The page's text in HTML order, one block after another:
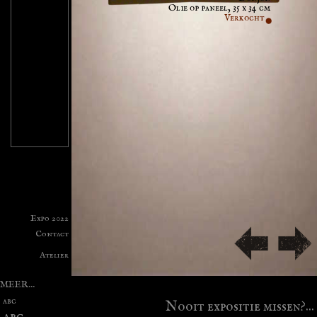
Olie op paneel, 35 x 34 cm
Verkocht
MEER...
Nooit expositie missen?...
abc